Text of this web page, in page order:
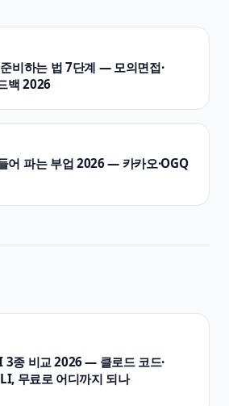
비하는 법 7단계 — 모의면접·
백 2026
어 파는 부업 2026 — 카카오·OGQ
3종 비교 2026 — 클로드 코드·
무료로 어디까지 되나